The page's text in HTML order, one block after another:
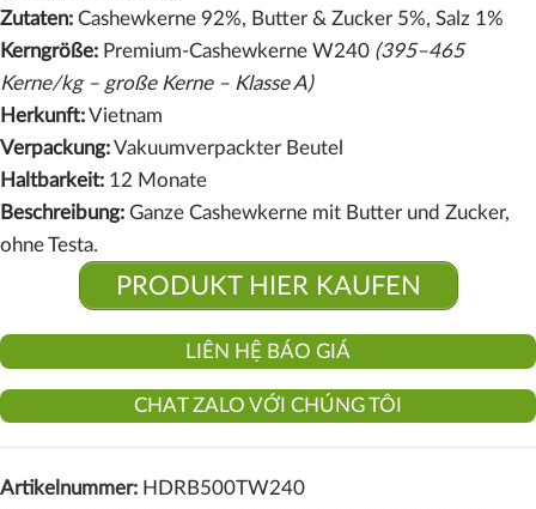
Zutaten: Cashewkerne 92%, Butter & Zucker 5%, Salz 1%
Kerngröße: Premium-Cashewkerne W240 (395–465
Kerne/kg – große Kerne – Klasse A)
Herkunft:Vietnam
Verpackung:Vakuumverpackter Beutel
Haltbarkeit: 12 Monate
Beschreibung: Ganze Cashewkerne mit Butter und Zucker,
ohne Testa.
PRODUKT HIER KAUFEN
LIÊN HỆ BÁO GIÁ
CHAT ZALO VỚI CHÚNG TÔI
Artikelnummer: HDRB500TW240